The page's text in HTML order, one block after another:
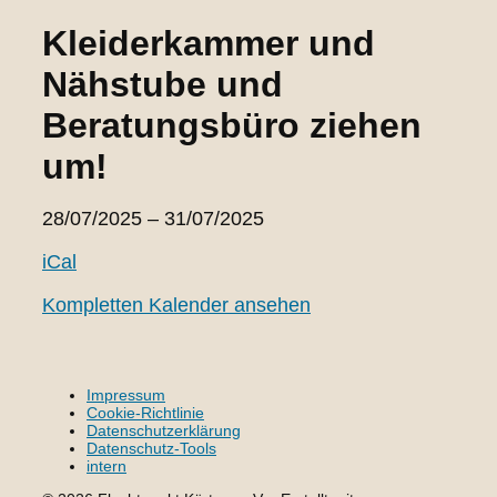
Kleiderkammer und
Nähstube und
Beratungsbüro ziehen
um!
Kleiderkammer
Nähstube
Beratungsbüro
28/07/2025 – 31/07/2025
iCal
Kompletten Kalender ansehen
Impressum
Cookie-Richtlinie
Datenschutzerklärung
Datenschutz-Tools
intern